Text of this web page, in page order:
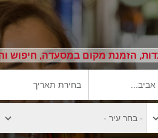
הזמנת מקום במסעדה, חיפוש